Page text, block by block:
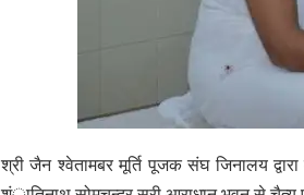
श्री जैन श्वेतामबर मूर्ति पूजक संघ जिनालय